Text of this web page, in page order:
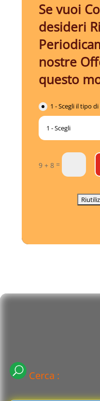
Se vuoi
desideri
nostre
questo
1 - Scegli il tipo
9 + 8 =
Cerca :